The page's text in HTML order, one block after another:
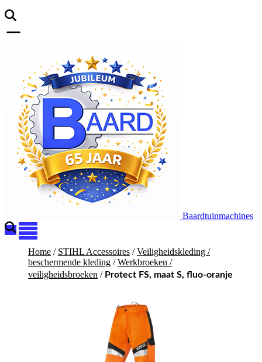
Baardtuinmachines
Home / STIHL Accessoires /Veiligheidskleding /
beschermende kleding /Werkbroeken /
veiligheidsbroeken / Protect FS, maat S, fluo-oranje